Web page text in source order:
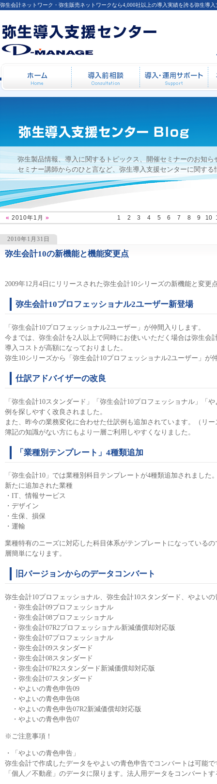
2010年1月
弥生会計ネットワーク・弥生販売ネットワークなら4,000社以上の導入実績を誇る弥生導
弥生製品情報、導入に関するトピックス、開催セミナーのお知ら
セミナー講師からのひと言など、弥生導入支援センターに関す
«2010年1月 » 1 2 3 4 5 6 7 8 9 10
2010年1月31日
弥生会計10の新機能と機能変更点
2009年12月4日にリリースされた弥生会計10シリーズの新機能と変更
弥生会計10プロフェッショナル2ユーザー新登場
「弥生会計10プロフェッショナル2ユーザー」が仲間入りします。
今までは、弥生会計を2人以上で同時にお使いいただく場合は弥生会
導入コストが高額になっておりました。
弥生10シリーズから「弥生会計10プロフェッショナル2ユーザー」が
仕訳アドバイザーの改良
「弥生会計10スタンダード」「弥生会計10プロフェッショナル」「
例を探しやすく改良されました。
また、昨今の業務変化に合わせた仕訳例も追加されています。（リ
簿記の知識がない方にもより一層ご利用しやすくなりました。
「業種別テンプレート」4種類追加
「弥生会計10」では業種別科目テンプレートが4種類追加されました
新たに追加された業種
・IT、情報サービス
・デザイン
・生保、損保
・運輸
業種特有のニーズに対応した科目体系がテンプレートになっている
層簡単になります。
旧バージョンからのデータコンバート
弥生会計10プロフェッショナル、弥生会計10スタンダード、やよい
・弥生会計09プロフェッショナル
・弥生会計08プロフェッショナル
・弥生会計07R2プロフェッショナル新減価償却対応版
・弥生会計07プロフェッショナル
・弥生会計09スタンダード
・弥生会計08スタンダード
・弥生会計07R2スタンダード新減価償却対応版
・弥生会計07スタンダード
・やよいの青色申告09
・やよいの青色申告08
・やよいの青色申告07R2新減価償却対応版
・やよいの青色申告07
※ご注意事項！
・「やよいの青色申告」
弥生会計で作成したデータをやよいの青色申告でコンバートは可能
「個人／不動産」のデータに限ります。法人用データをコンバート
ホーム 導入前相談 導